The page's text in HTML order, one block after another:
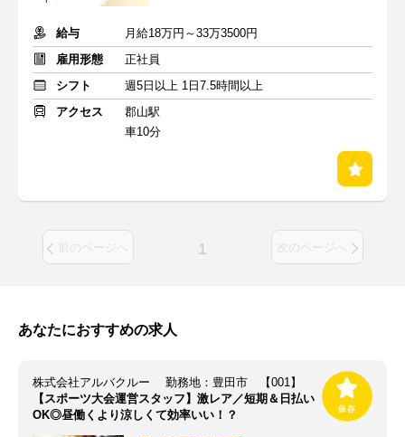
給与
月給18万円～33万3500円
雇用形態
正社員
シフト
週5日以上 1日7.5時間以上
アクセス
郡山駅
車10分
前のページへ 1 次のページへ
あなたにおすすめの求人
株式会社アルバクルー 勤務地：豊田市 【001】
【スポーツ大会運営スタッフ】激レア／短期＆日払い
OK◎昼働くより涼しくて効率いい！？